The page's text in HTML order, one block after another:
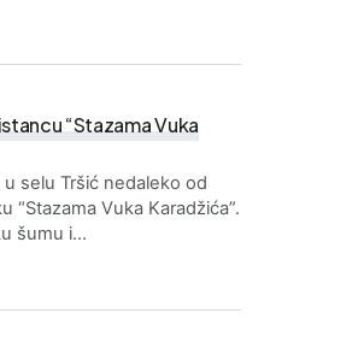
“Stazama Vuka
selu Tršić nedaleko od
“Stazama Vuka Karadžića”.
šumu i…